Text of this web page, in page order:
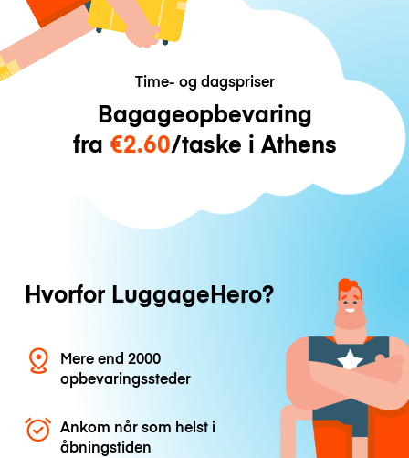
Time- og dagspriser
Bagageopbevaring
fra €2.60/taske i Athens
Hvorfor LuggageHero?
Mere end 2000
opbevaringssteder
Ankom når som helst i
åbningstiden